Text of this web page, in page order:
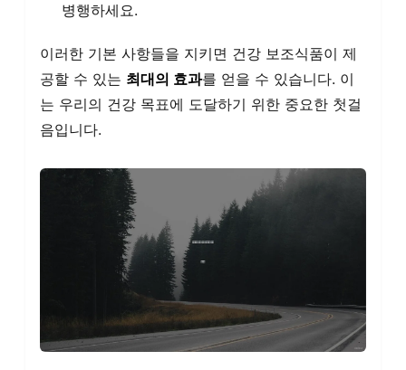
병행하세요.
이러한 기본 사항들을 지키면 건강 보조식품이 제
공할 수 있는 최대의 효과를 얻을 수 있습니다. 이
는 우리의 건강 목표에 도달하기 위한 중요한 첫걸
음입니다.